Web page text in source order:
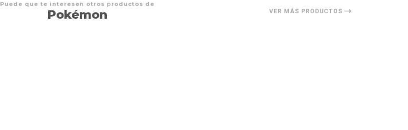
Puede que te interesen otros productos de
Pokémon VER MÁS PRODUCTOS